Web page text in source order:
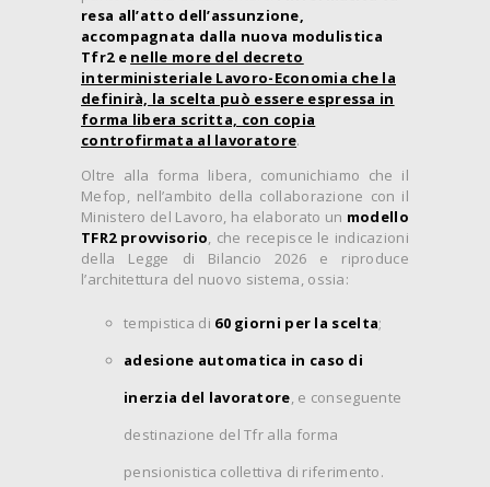
resa all’atto dell’assunzione,
accompagnata dalla nuova modulistica
Tfr2 e nelle more del decreto
interministeriale Lavoro-Economia che la
definirà, la scelta può essere espressa in
forma libera scritta, con copia
controfirmata al lavoratore.
Oltre alla forma libera, comunichiamo che il
Mefop, nell’ambito della collaborazione con il
Ministero del Lavoro, ha elaborato un modello
TFR2 provvisorio, che recepisce le indicazioni
della Legge di Bilancio 2026 e riproduce
l’architettura del nuovo sistema, ossia:
tempistica di 60 giorni per la scelta;
adesione automatica in caso di
inerzia del lavoratore, e conseguente
destinazione del Tfr alla forma
pensionistica collettiva di riferimento.